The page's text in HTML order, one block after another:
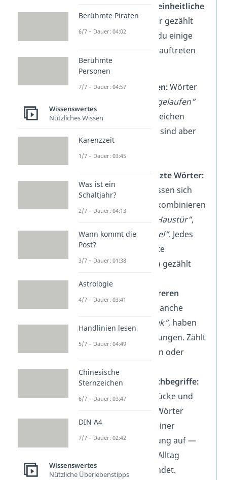
keine einheitliche
Methode , wie Wörter gezählt
werden. Hier siehst du einige
Probleme, die dabei auftreten
können:
Gebeugte Formen:Wörter
„gelaufen“
stammen vom gleichen
, sind aber
grammatikalisch
unterschiedlich.
Zusammengesetzte Wörter:
Im Deutschen lassen sich
Wörter beliebig kombinieren
„Haustür“,
„Haustürschlüssel“. Jedes
neue Wort könnte
theoretisch extra gezählt
werden.
Wörter mit mehreren
Manche
Wörter, wie
„Bank“, haben
mehrere Bedeutungen. Zählt
man diese einzeln oder
zusammen?
Dialekte und Fachbegriffe:
Regionale Ausdrücke und
fachspezifische Wörter
tauchen oft in keiner
Standardsammlung auf —
werden aber im Alltag
trotzdem verwendet.
Berühmte Piraten
6/7 – Dauer: 04:02
Berühmte
Personen
7/7 – Dauer: 04:57
Wissenswertes
Nützliches Wissen
Karenzzeit
1/7 – Dauer: 03:45
Was ist ein
Schaltjahr?
2/7 – Dauer: 04:13
Wann kommt die
Post?
3/7 – Dauer: 01:38
Astrologie
4/7 – Dauer: 03:41
Handlinien lesen
5/7 – Dauer: 04:49
Chinesische
Sternzeichen
6/7 – Dauer: 03:47
DIN A4
7/7 – Dauer: 02:42
Wissenswertes
Nützliche Überlebenstipps